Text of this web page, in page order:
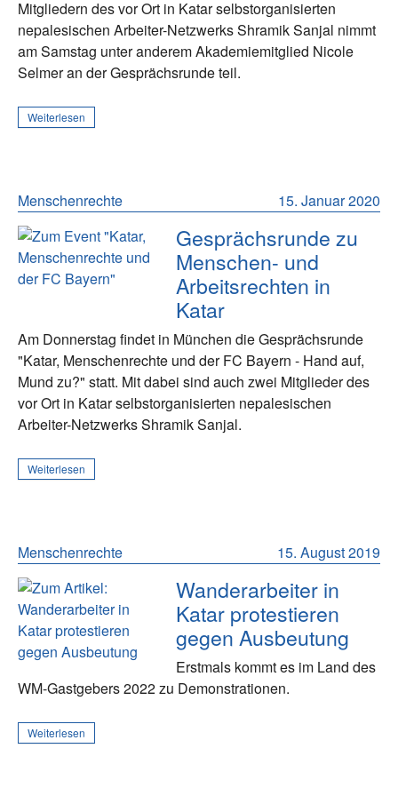
Mitgliedern des vor Ort in Katar selbstorganisierten
nepalesischen Arbeiter-Netzwerks Shramik Sanjal nimmt
am Samstag unter anderem Akademiemitglied Nicole
Selmer an der Gesprächsrunde teil.
Weiterlesen
15. Januar 2020
Menschenrechte
Gesprächsrunde zu
Menschen- und
Arbeitsrechten in
Katar
Am Donnerstag findet in München die Gesprächsrunde
"Katar, Menschenrechte und der FC Bayern - Hand auf,
Mund zu?" statt. Mit dabei sind auch zwei Mitglieder des
vor Ort in Katar selbstorganisierten nepalesischen
Arbeiter-Netzwerks Shramik Sanjal.
Weiterlesen
15. August 2019
Menschenrechte
Wanderarbeiter in
Katar protestieren
gegen Ausbeutung
Erstmals kommt es im Land des
WM-Gastgebers 2022 zu Demonstrationen.
Weiterlesen